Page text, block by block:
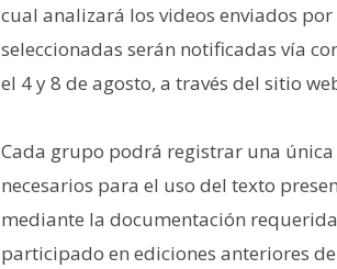
cual analizará los videos enviados
seleccionadas serán notificadas vía
el 4 y 8 de agosto, a través del sitio
Cada grupo podrá registrar una
necesarios para el uso del texto
mediante la documentación
participado en ediciones anteriores